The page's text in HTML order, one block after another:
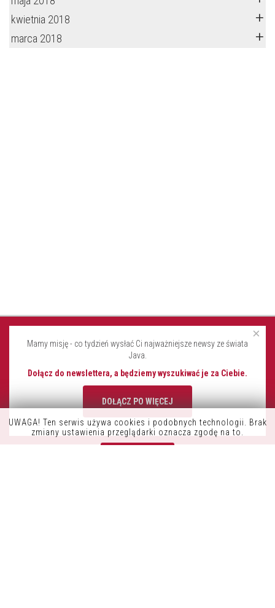
kwietnia 2018
marca 2018
K9OFFICE
UWAGA! Ten serwis używa cookies i podobnych technologii. Brak
zmiany ustawienia przeglądarki oznacza zgodę na to.
×
Mamy misję - co tydzień wysłać Ci najważniejsze newsy ze świata
Java.
Dołącz do newslettera, a będziemy wyszukiwać je za Ciebie.
DOŁĄCZ PO WIĘCEJ